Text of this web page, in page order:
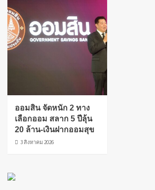
ออมสิน จัดหนัก 2 ทาง
เลือกออม สลาก 5 ปีลุ้น
20 ล้าน-เงินฝากออมสุข
3 สิงหาคม 2026